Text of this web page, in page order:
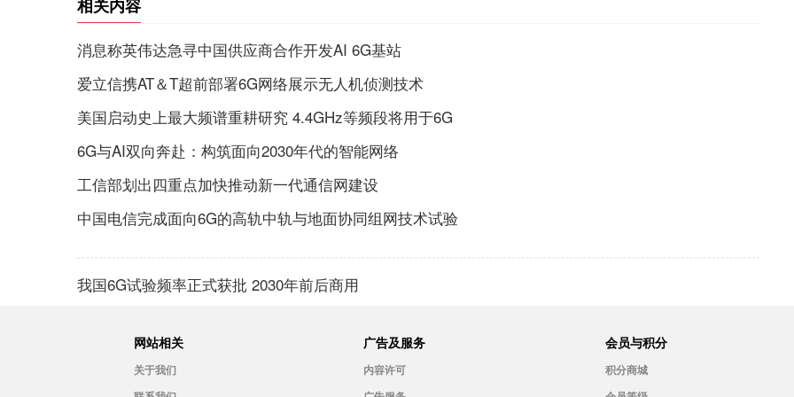
相关内容
消息称英伟达急寻中国供应商合作开发AI 6G基站
爱立信携AT＆T超前部署6G网络展示无人机侦测技术
美国启动史上最大频谱重耕研究 4.4GHz等频段将用于6G
6G与AI双向奔赴：构筑面向2030年代的智能网络
工信部划出四重点加快推动新一代通信网建设
中国电信完成面向6G的高轨中轨与地面协同组网技术试验
我国6G试验频率正式获批 2030年前后商用
网站相关
关于我们
广告及服务
内容许可
会员与积分
积分商城